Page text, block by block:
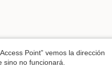
Point” vemos la dirección
sino no funcionará.